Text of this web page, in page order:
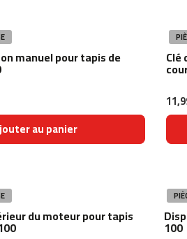
manuel pour tapis de
au panier
du moteur pour tapis
100